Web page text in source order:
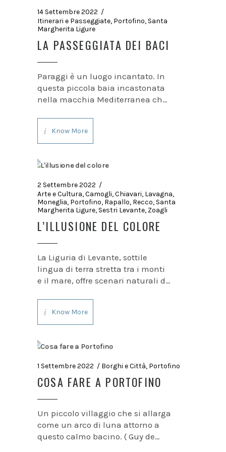
14 Settembre 2022
Itinerari e Passeggiate, Portofino, Santa
Margherita Ligure
LA PASSEGGIATA DEI BACI
Paraggi è un luogo incantato. In
questa piccola baia incastonata
nella macchia Mediterranea che
color smeraldo sino a lambire
una spiaggia di sabbia fine dove
gli ombrelloni
Know More
2 Settembre 2022
Arte e Cultura,Camogli,Chiavari, Lavagna,
Moneglia, Portofino, Rapallo, Recco, Santa
Margherita Ligure, Sestri Levante, Zoagli
L’ILLUSIONE DEL COLORE
La Liguria di Levante, sottile
lingua di terra stretta tra i monti
e il mare, offre scenari naturali di
ed indimenticabile questo
paesaggio hanno contribuito nel
tempo anche l’estro ed il
Know More
1 Settembre 2022 Borghi e Città, Portofino
COSA FARE A PORTOFINO
Un piccolo villaggio che si allarga
come un arco di luna attorno a
questo calmo bacino. ( Guy de